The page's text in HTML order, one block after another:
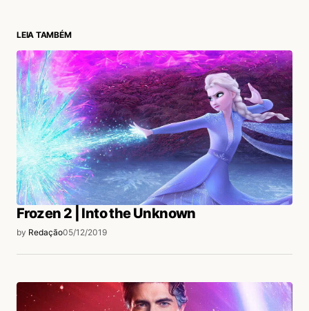
LEIA TAMBÉM
Frozen 2 | Into the Unknown
by Redação05/12/2019